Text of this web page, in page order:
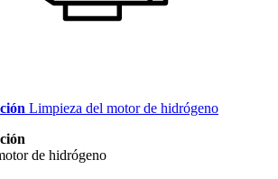
Limpieza del motor de hidrógeno
de hidrógeno